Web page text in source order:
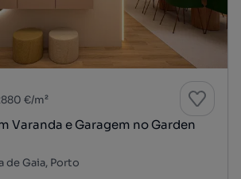
€/m²
Varanda e Garagem no Garden
de Gaia, Porto